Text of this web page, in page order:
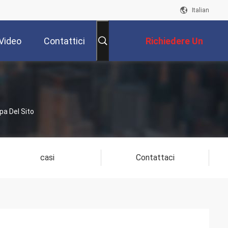
Italian
Contattici Richiedere Un
Preventivo
Del Sito
casi Contattaci